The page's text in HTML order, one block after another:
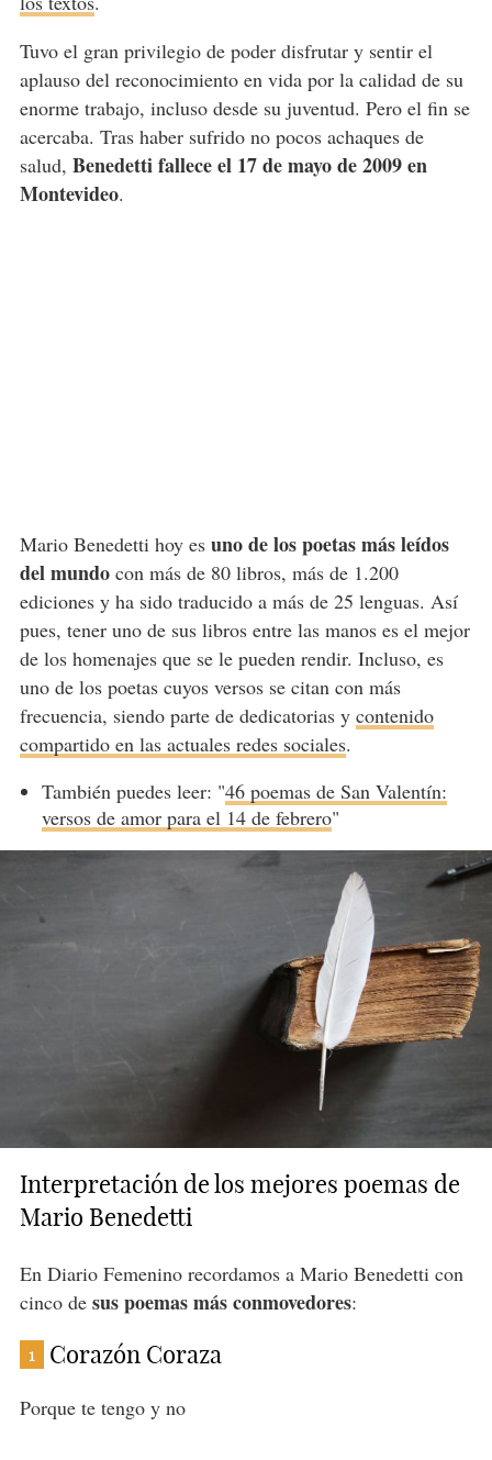
Tuvo el gran privilegio de poder disfrutar y sentir el
aplauso del reconocimiento en vida por la calidad de su
enorme trabajo, incluso desde su juventud. Pero el fin se
acercaba. Tras haber sufrido no pocos achaques de
salud, Benedetti fallece el 17 de mayo de 2009 en
Montevideo.
Mario Benedetti hoy es uno de los poetas más leídos
del mundocon más de 80 libros, más de 1.200
ediciones y ha sido traducido a más de 25 lenguas. Así
pues, tener uno de sus libros entre las manos es el mejor
de los homenajes que se le pueden rendir. Incluso, es
uno de los poetas cuyos versos se citan con más
frecuencia, siendo parte de dedicatorias y contenido
compartido en las actuales redes sociales.
También puedes leer: "46 poemas de San Valentín:
versos de amor para el 14 de febrero"
Interpretación de los mejores poemas de
Mario Benedetti
En Diario Femenino recordamos a Mario Benedetti con
cinco de sus poemas más conmovedores:
1 Corazón Coraza
Porque te tengo y no